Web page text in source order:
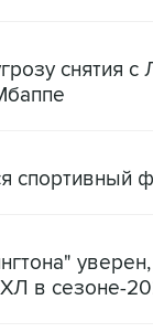
снятия с
спортивный
в сезоне-